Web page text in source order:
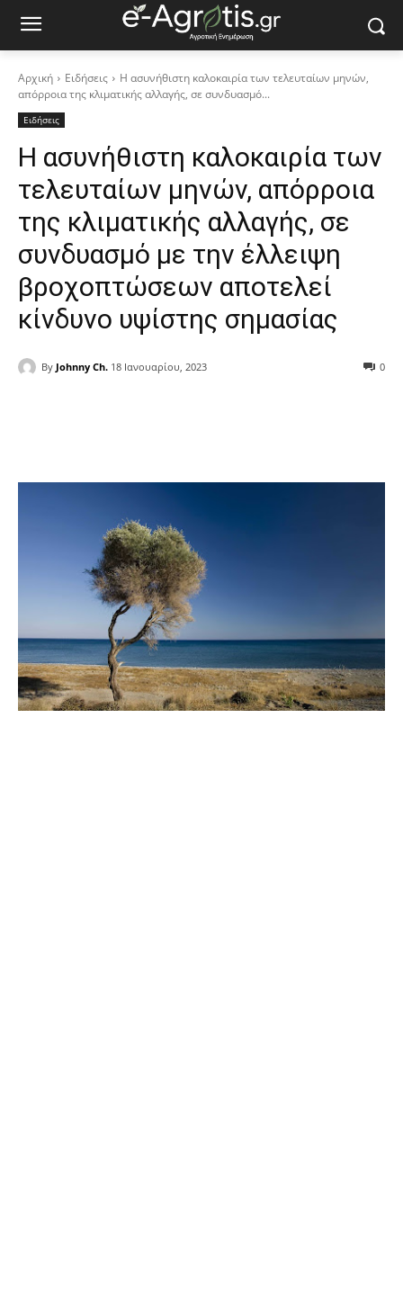
Αρχική Ειδήσεις
Η ασυνήθιστη καλοκαιρία των τελευταίων μηνών,
απόρροια της κλιματικής αλλαγής, σε συνδυασμό...
Ειδήσεις
Η ασυνήθιστη καλοκαιρία των
τελευταίων μηνών, απόρροια
της κλιματικής αλλαγής, σε
συνδυασμό με την έλλειψη
βροχοπτώσεων αποτελεί
κίνδυνο υψίστης σημασίας
By Johnny Ch. 18 Ιανουαρίου, 2023 0